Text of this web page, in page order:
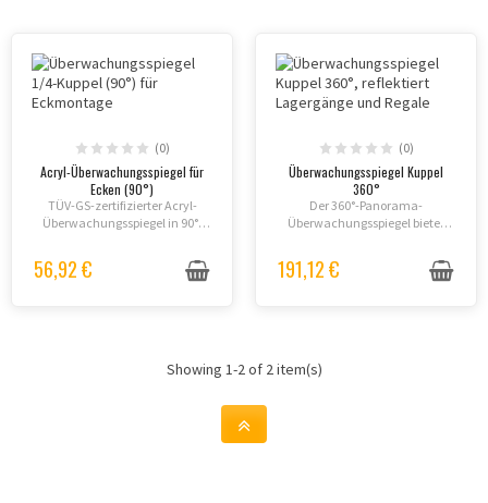
(0)
Acryl-Überwachungsspiegel für
Ecken (90°)
TÜV-GS-zertifizierter Acryl-
Überwachungsspiegel in 90°-
Eckenbeobachtung. UV-
beständig, schlag- und
56,92 €
(0)
Überwachungsspiegel Kuppel
360°
Der 360°-Panorama-
Überwachungsspiegel bietet
Sicherheitsübersicht und wirkt
abschreckend auf potenzielle
191,12 €
Showing 1-2 of 2 item(s)